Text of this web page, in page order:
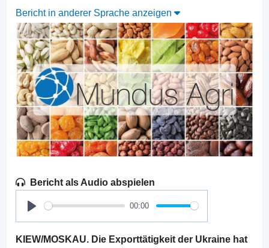
Bericht in anderer Sprache anzeigen
Bericht als Audio abspielen
Play
00:00
KIEW/MOSKAU. Die Exporttätigkeit der Ukraine hat